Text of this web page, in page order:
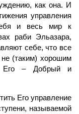
как она. И
управления
и весь мир к
раби Эльазара,
себе, что все
(таким) хорошим
Его – Добрый и
Его управление
называемой